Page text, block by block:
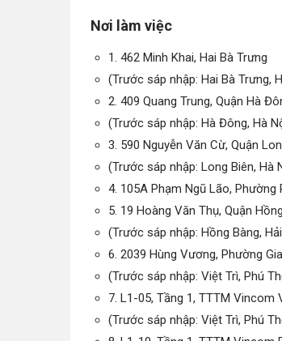
Nơi làm việc
1. 462 Minh Khai, Hai Bà Trưng
(Trước sáp nhập: Hai Bà Trưng,
2. 409 Quang Trung, Quận Hà
(Trước sáp nhập: Hà Đông, Hà
3. 590 Nguyễn Văn Cừ, Quận
(Trước sáp nhập: Long Biên, Hà
4. 105A Phạm Ngũ Lão, Phường
5. 19 Hoàng Văn Thụ, Quận
(Trước sáp nhập: Hồng Bàng,
6. 2039 Hùng Vương, Phường
(Trước sáp nhập: Việt Trì, Phú
7. L1-05, Tầng 1, TTTM Vincom
(Trước sáp nhập: Việt Trì, Phú